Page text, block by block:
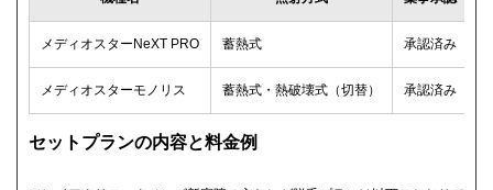
メディオスターNeXT PRO 蓄熱式 承認済み
メディオスターモノリス 蓄熱式・熱破壊式（切替） 承認済み
セットプランの内容と料金例